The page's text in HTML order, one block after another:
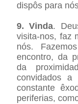
dispôs para
9. Vinda.
visita-nos, faz
nós.
encontro, da
da
convidados
constante
periferias,